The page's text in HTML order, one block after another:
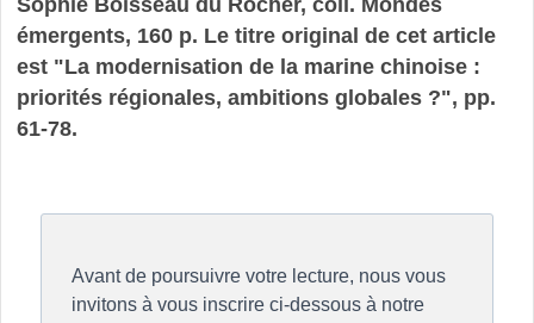
émergents, 160 p. Le titre original de cet article
est "La modernisation de la marine chinoise :
priorités régionales, ambitions globales ?", pp.
61-78.